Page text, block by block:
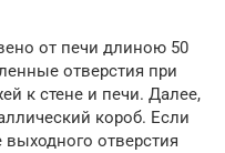
от печи длиною 50
отверстия при
к стене и печи. Далее,
короб. Если
отверстия